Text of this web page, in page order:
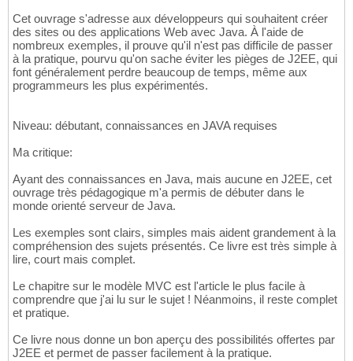
Cet ouvrage s'adresse aux développeurs qui souhaitent créer
des sites ou des applications Web avec Java. À l'aide de
nombreux exemples, il prouve qu'il n'est pas difficile de passer
à la pratique, pourvu qu'on sache éviter les pièges de J2EE, qui
font généralement perdre beaucoup de temps, même aux
programmeurs les plus expérimentés.
Niveau: débutant, connaissances en JAVA requises
Ma critique:
Ayant des connaissances en Java, mais aucune en J2EE, cet
ouvrage très pédagogique m'a permis de débuter dans le
monde orienté serveur de Java.
Les exemples sont clairs, simples mais aident grandement à la
compréhension des sujets présentés. Ce livre est très simple à
lire, court mais complet.
Le chapitre sur le modèle MVC est l'article le plus facile à
comprendre que j'ai lu sur le sujet ! Néanmoins, il reste complet
et pratique.
Ce livre nous donne un bon aperçu des possibilités offertes par
J2EE et permet de passer facilement à la pratique.